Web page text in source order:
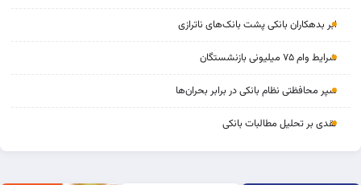
ابر بدهکاران بانکی پشت بانک‌های ناترازی
شرایط وام ۷۵ میلیونی بازنشستگان
سپر محافظتی نظام بانکی در برابر بحران‌ها
نقدی بر تحلیل مطالبات بانکی